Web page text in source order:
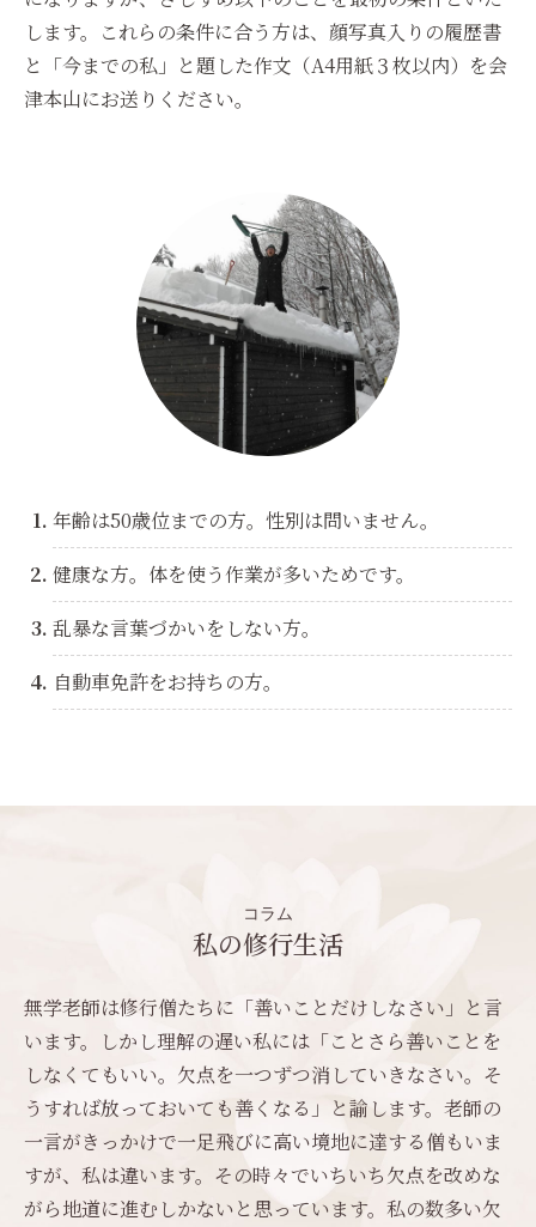
します。これらの条件に合う方は、顔写真入りの履歴書
と「今までの私」と題した作文（A4用紙３枚以内）を会
津本山にお送りください。
年齢は50歳位までの方。性別は問いません。
健康な方。体を使う作業が多いためです。
乱暴な言葉づかいをしない方。
自動車免許をお持ちの方。
コラム
私の修行生活
無学老師は修行僧たちに「善いことだけしなさい」と言
います。しかし理解の遅い私には「ことさら善いことを
しなくてもいい。欠点を一つずつ消していきなさい。そ
うすれば放っておいても善くなる」と諭します。老師の
一言がきっかけで一足飛びに高い境地に達する僧もいま
すが、私は違います。その時々でいちいち欠点を改めな
がら地道に進むしかないと思っています。私の数多い欠